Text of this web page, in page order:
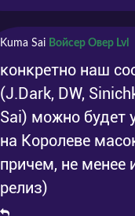
Kuma Sai Войсер Овер Lvl
конкретно наш
(J.Dark, DW,
Sai) можно будет
на Королеве
причем, не менее
релиз)